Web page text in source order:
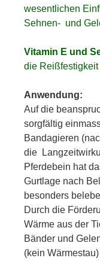
wesentlichen
Sehnen- und
Vitamin E und
die
Anwendung:
Auf die
sorgfältig
Bandagieren
die
Pferdebein hat
Gurtlage nach
besonders
Durch die
Wärme aus der
Bänder und
(kein